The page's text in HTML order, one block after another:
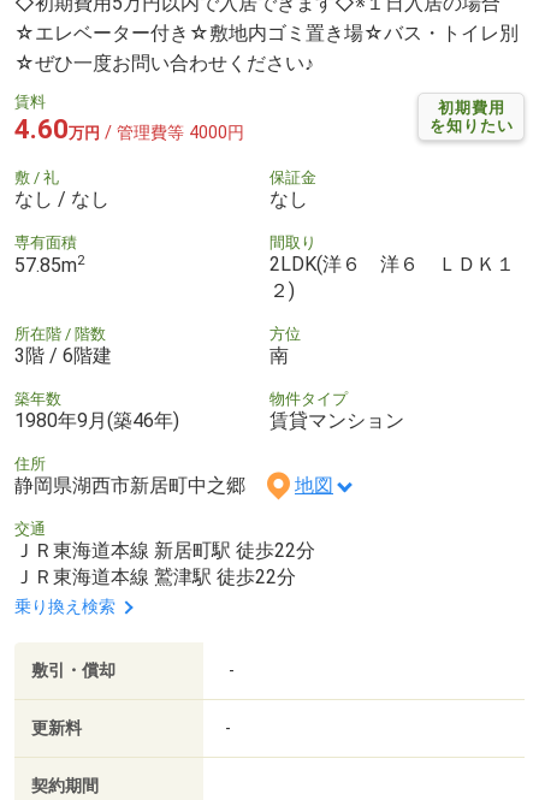
☆エレベーター付き☆敷地内ゴミ置き場☆バス・トイレ別
☆ぜひ一度お問い合わせください♪
初期費用
を知りたい
賃料
4.60万円 / 管理費等 4000円
敷 / 礼
なし / なし
保証金
なし
専有面積
57.85m2
間取り
2LDK(洋６ 洋６ ＬＤＫ１
２)
所在階 / 階数
3階 / 6階建
方位
南
築年数
1980年9月(築46年)
物件タイプ
賃貸マンション
住所
静岡県湖西市新居町中之郷 地図
交通
ＪＲ東海道本線 新居町駅 徒歩22分
ＪＲ東海道本線 鷲津駅 徒歩22分
乗り換え検索
敷引・償却 -
更新料 -
契約期間